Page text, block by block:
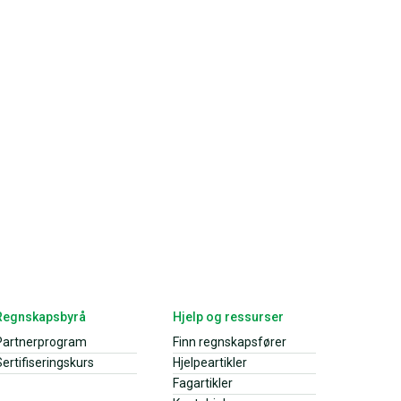
Hjelp og ressurser
Finn regnskapsfører
Hjelpeartikler
Fagartikler